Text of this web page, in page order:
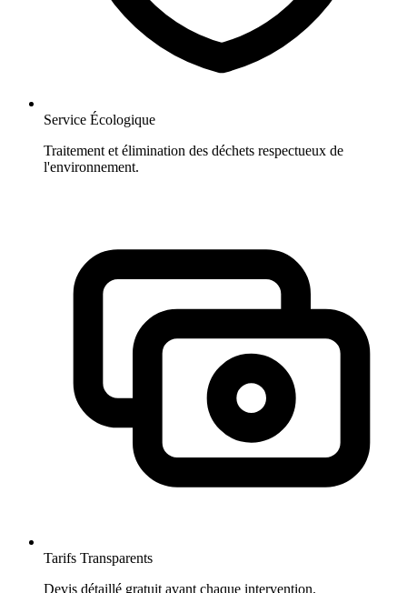
Service Écologique
Traitement et élimination des déchets respectueux de
l'environnement.
Tarifs Transparents
Devis détaillé gratuit avant chaque intervention.